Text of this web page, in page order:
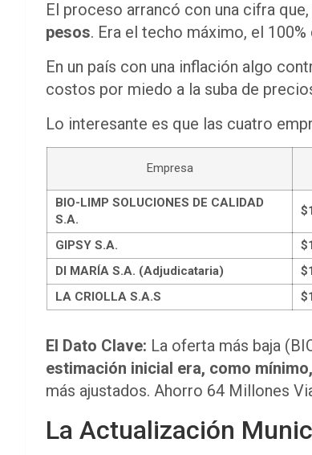
El proceso arrancó con una cifra
pesos. Era el techo máximo, el
En un país con una inflación algo
costos por miedo a la suba de
Lo interesante es que las cuatro
Empresa
BIO-LIMP SOLUCIONES DE CALIDAD
S.A.
GIPSY S.A.
DI MARÍA S.A. (Adjudicataria)
LA CRIOLLA S.A.S
El Dato Clave: La oferta más baja
estimación inicial era, como
más ajustados. Ahorro 64 Millones
La Actualización